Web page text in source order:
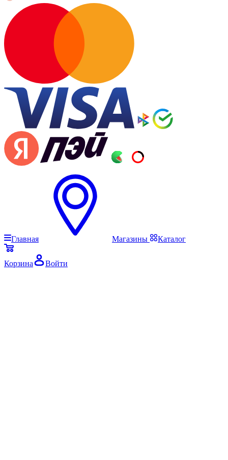
Главная Магазины Каталог
Корзина Войти